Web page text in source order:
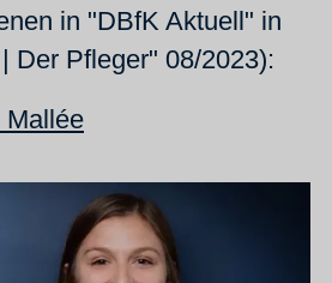
in "DBfK Aktuell" in
Der Pfleger" 08/2023):
Mallée